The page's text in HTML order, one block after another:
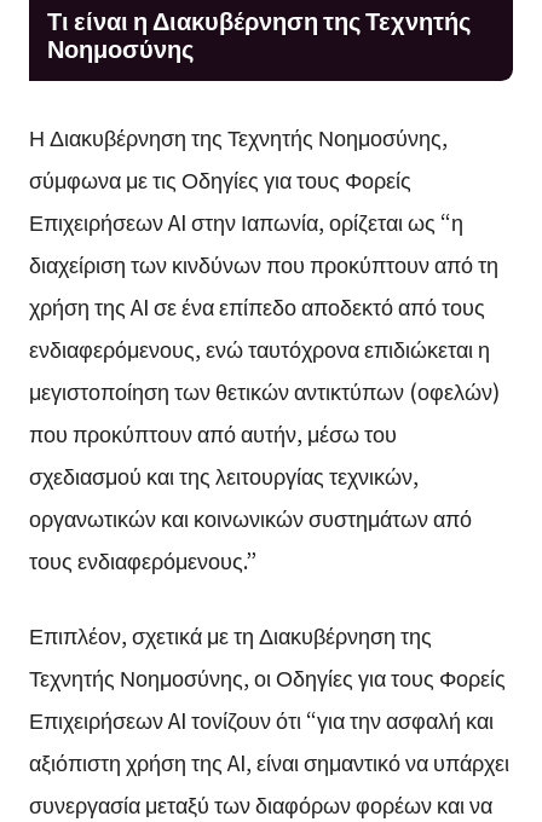
Τι είναι η Διακυβέρνηση της Τεχνητής
Νοημοσύνης
Η Διακυβέρνηση της Τεχνητής Νοημοσύνης,
σύμφωνα με τις Οδηγίες για τους Φορείς
Επιχειρήσεων AI στην Ιαπωνία, ορίζεται ως “η
διαχείριση των κινδύνων που προκύπτουν από τη
χρήση της AI σε ένα επίπεδο αποδεκτό από τους
ενδιαφερόμενους, ενώ ταυτόχρονα επιδιώκεται η
μεγιστοποίηση των θετικών αντικτύπων (οφελών)
που προκύπτουν από αυτήν, μέσω του
σχεδιασμού και της λειτουργίας τεχνικών,
οργανωτικών και κοινωνικών συστημάτων από
τους ενδιαφερόμενους.”
Επιπλέον, σχετικά με τη Διακυβέρνηση της
Τεχνητής Νοημοσύνης, οι Οδηγίες για τους Φορείς
Επιχειρήσεων AI τονίζουν ότι “για την ασφαλή και
αξιόπιστη χρήση της AI, είναι σημαντικό να υπάρχει
συνεργασία μεταξύ των διαφόρων φορέων και να